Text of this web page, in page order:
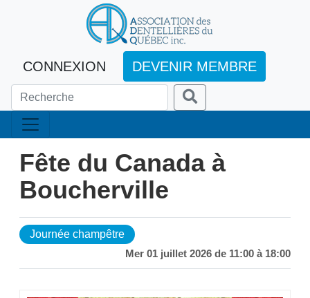
CONNEXION DEVENIR MEMBRE
Fête du Canada à
Boucherville
Journée champêtre
Mer 01 juillet 2026 de 11:00 à 18:00